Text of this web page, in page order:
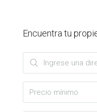
Encuentra tu